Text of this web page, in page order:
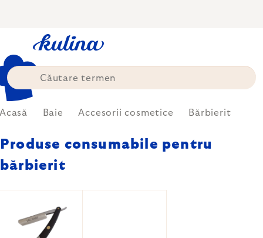
Acasă Baie Accesorii cosmetice Bărbierit
Produse consumabile pentru
bărbierit